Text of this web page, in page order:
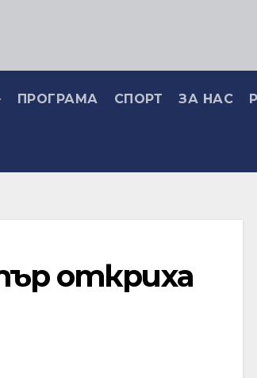
ПРОГРАМА СПОРТ ЗА НАС
откриха